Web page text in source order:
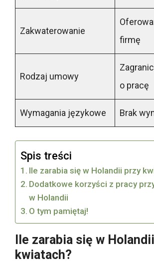
Zakwaterowanie
firmę
Rodzaj umowy
o pracę
Wymagania językowe Brak
Spis treści
Ile zarabia się w Holandii przy
Dodatkowe korzyści z pracy
w Holandii
O tym pamiętaj!
Ile zarabia się w
kwiatach?